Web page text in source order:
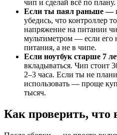
чип и сделай всё по плану.
Если ты паял раньше —
убедись, что контроллер
напряжение на питании
мультиметром — если
питания, а не в чипе.
Если ноутбук старше 7
вкладываться. Чип стоит
2–3 часа. Если ты не
использовать — проще
тысяч.
Как проверить, что